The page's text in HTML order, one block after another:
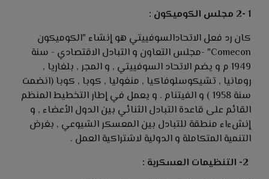
1 -2 مجلس الكوميكون :
كان رد فعل الاتحادالسوفييتي هو إنشاء "الكوميكون
Comecon" -مجلس التعاون و التبادل الاقتصادي - سنة
1949 م و يضم الاتحاد السوفييتي , و المجر , بلغاريا ,
رومانيا , تشيكوسلوفاكيا , منغوليا , كوبا , كوبا (انضمت
سنة 1958 ) و الفيتنام . و يعمل في إطار التخطيط المنظم
القائم على قاعدة التبادل الثنائي بين الدول الأعضاء , و
إنشءاء منطقة للتبادل بين المعسكر الشيوعي , بغرض
التنمية المتكاملة و الدولية لاشتراكية العمل .
2- التنظيمات العسكرية :